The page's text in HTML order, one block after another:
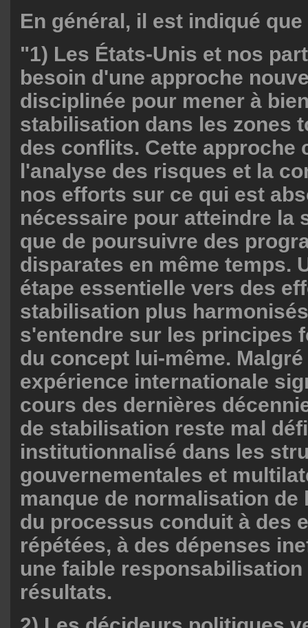
En général, il est indiqué que
"1) Les États-Unis et nos
besoin d'une approche
disciplinée pour mener à
stabilisation dans les zones
des conflits. Cette approche
l'analyse des risques et la
nos efforts sur ce qui est
nécessaire pour atteindre la
que de poursuivre des
disparates en même temps.
étape essentielle vers des
stabilisation plus
s'entendre sur les principes
du concept lui-même. Malgré
expérience internationale
cours des dernières
de stabilisation reste mal
institutionnalisé dans les
gouvernementales et
manque de normalisation de
du processus conduit à des
répétées, à des dépenses
une faible responsabilisation
résultats.